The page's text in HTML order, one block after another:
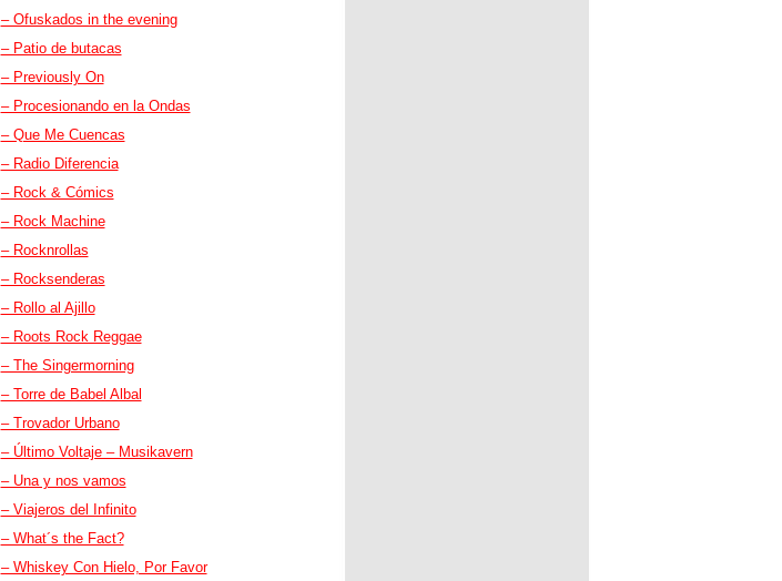
– Ofuskados in the evening
– Patio de butacas
– Previously On
– Procesionando en la Ondas
– Que Me Cuencas
– Radio Diferencia
– Rock & Cómics
– Rock Machine
– Rocknrollas
– Rocksenderas
– Rollo al Ajillo
– Roots Rock Reggae
– The Singermorning
– Torre de Babel Albal
– Trovador Urbano
– Último Voltaje – Musikavern
– Una y nos vamos
– Viajeros del Infinito
– What´s the Fact?
– Whiskey Con Hielo, Por Favor